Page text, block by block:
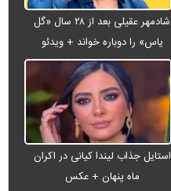
شادمهر عقیلی بعد از ۲۸ سال «گل
یاس» را دوباره خواند + ویدئو
استایل جذاب لیندا کیانی در اکران
ماه پنهان + عکس